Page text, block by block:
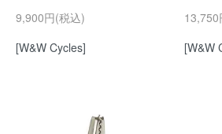
9,900円(税込)
[W&W Cycles]
13,750
[W&W